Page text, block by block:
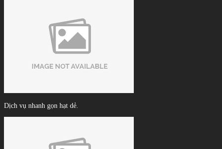
Dịch vụ nhanh gọn hạt dẻ.